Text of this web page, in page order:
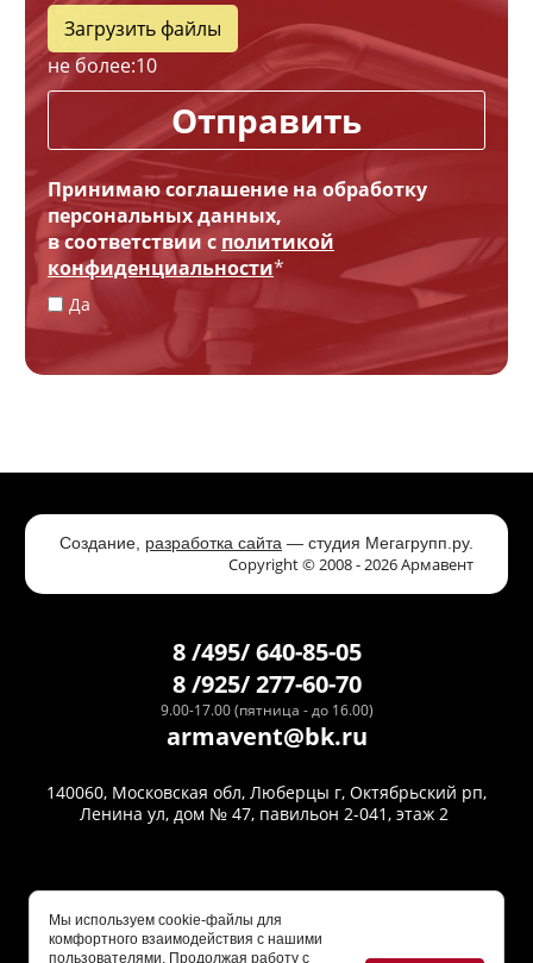
Загрузить файлы
не более:10
Отправить
Принимаю соглашение на обработку
персональных данных,
в соответствии с политикой
конфиденциальности*
Да
Создание, разработка сайта — студия Мегагрупп.ру.
Copyright © 2008 - 2026 Армавент
8 /495/ 640-85-05
8 /925/ 277-60-70
9.00-17.00 (пятница - до 16.00)
armavent@bk.ru
140060, Московская обл, Люберцы г, Октябрьский рп,
Ленина ул, дом № 47, павильон 2-041, этаж 2
Мы используем cookie-файлы для
комфортного взаимодействия с нашими
пользователями. Продолжая работу с